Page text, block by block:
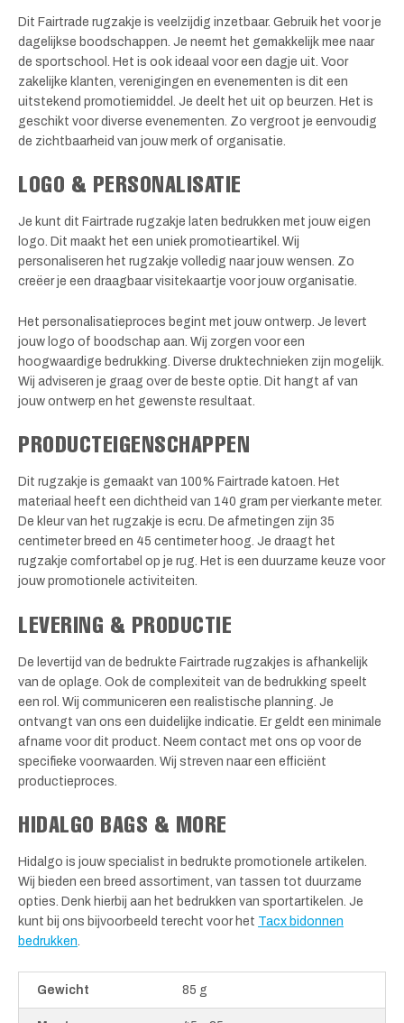
Dit Fairtrade rugzakje is veelzijdig inzetbaar. Gebruik het voor je
dagelijkse boodschappen. Je neemt het gemakkelijk mee naar
de sportschool. Het is ook ideaal voor een dagje uit. Voor
zakelijke klanten, verenigingen en evenementen is dit een
uitstekend promotiemiddel. Je deelt het uit op beurzen. Het is
geschikt voor diverse evenementen. Zo vergroot je eenvoudig
de zichtbaarheid van jouw merk of organisatie.
LOGO & PERSONALISATIE
Je kunt dit Fairtrade rugzakje laten bedrukken met jouw eigen
logo. Dit maakt het een uniek promotieartikel. Wij
personaliseren het rugzakje volledig naar jouw wensen. Zo
creëer je een draagbaar visitekaartje voor jouw organisatie.
Het personalisatieproces begint met jouw ontwerp. Je levert
jouw logo of boodschap aan. Wij zorgen voor een
hoogwaardige bedrukking. Diverse druktechnieken zijn mogelijk.
Wij adviseren je graag over de beste optie. Dit hangt af van
jouw ontwerp en het gewenste resultaat.
PRODUCTEIGENSCHAPPEN
Dit rugzakje is gemaakt van 100% Fairtrade katoen. Het
materiaal heeft een dichtheid van 140 gram per vierkante meter.
De kleur van het rugzakje is ecru. De afmetingen zijn 35
centimeter breed en 45 centimeter hoog. Je draagt het
rugzakje comfortabel op je rug. Het is een duurzame keuze voor
jouw promotionele activiteiten.
LEVERING & PRODUCTIE
De levertijd van de bedrukte Fairtrade rugzakjes is afhankelijk
van de oplage. Ook de complexiteit van de bedrukking speelt
een rol. Wij communiceren een realistische planning. Je
ontvangt van ons een duidelijke indicatie. Er geldt een minimale
afname voor dit product. Neem contact met ons op voor de
specifieke voorwaarden. Wij streven naar een efficiënt
productieproces.
HIDALGO BAGS & MORE
Hidalgo is jouw specialist in bedrukte promotionele artikelen.
Wij bieden een breed assortiment, van tassen tot duurzame
opties. Denk hierbij aan het bedrukken van sportartikelen. Je
kunt bij ons bijvoorbeeld terecht voor het Tacx bidonnen
bedrukken
Gewicht 85 g